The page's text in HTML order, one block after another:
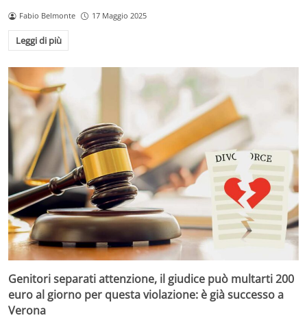
Fabio Belmonte 17 Maggio 2025
Leggi di più
Genitori separati attenzione, il giudice può multarti 200
euro al giorno per questa violazione: è già successo a
Verona